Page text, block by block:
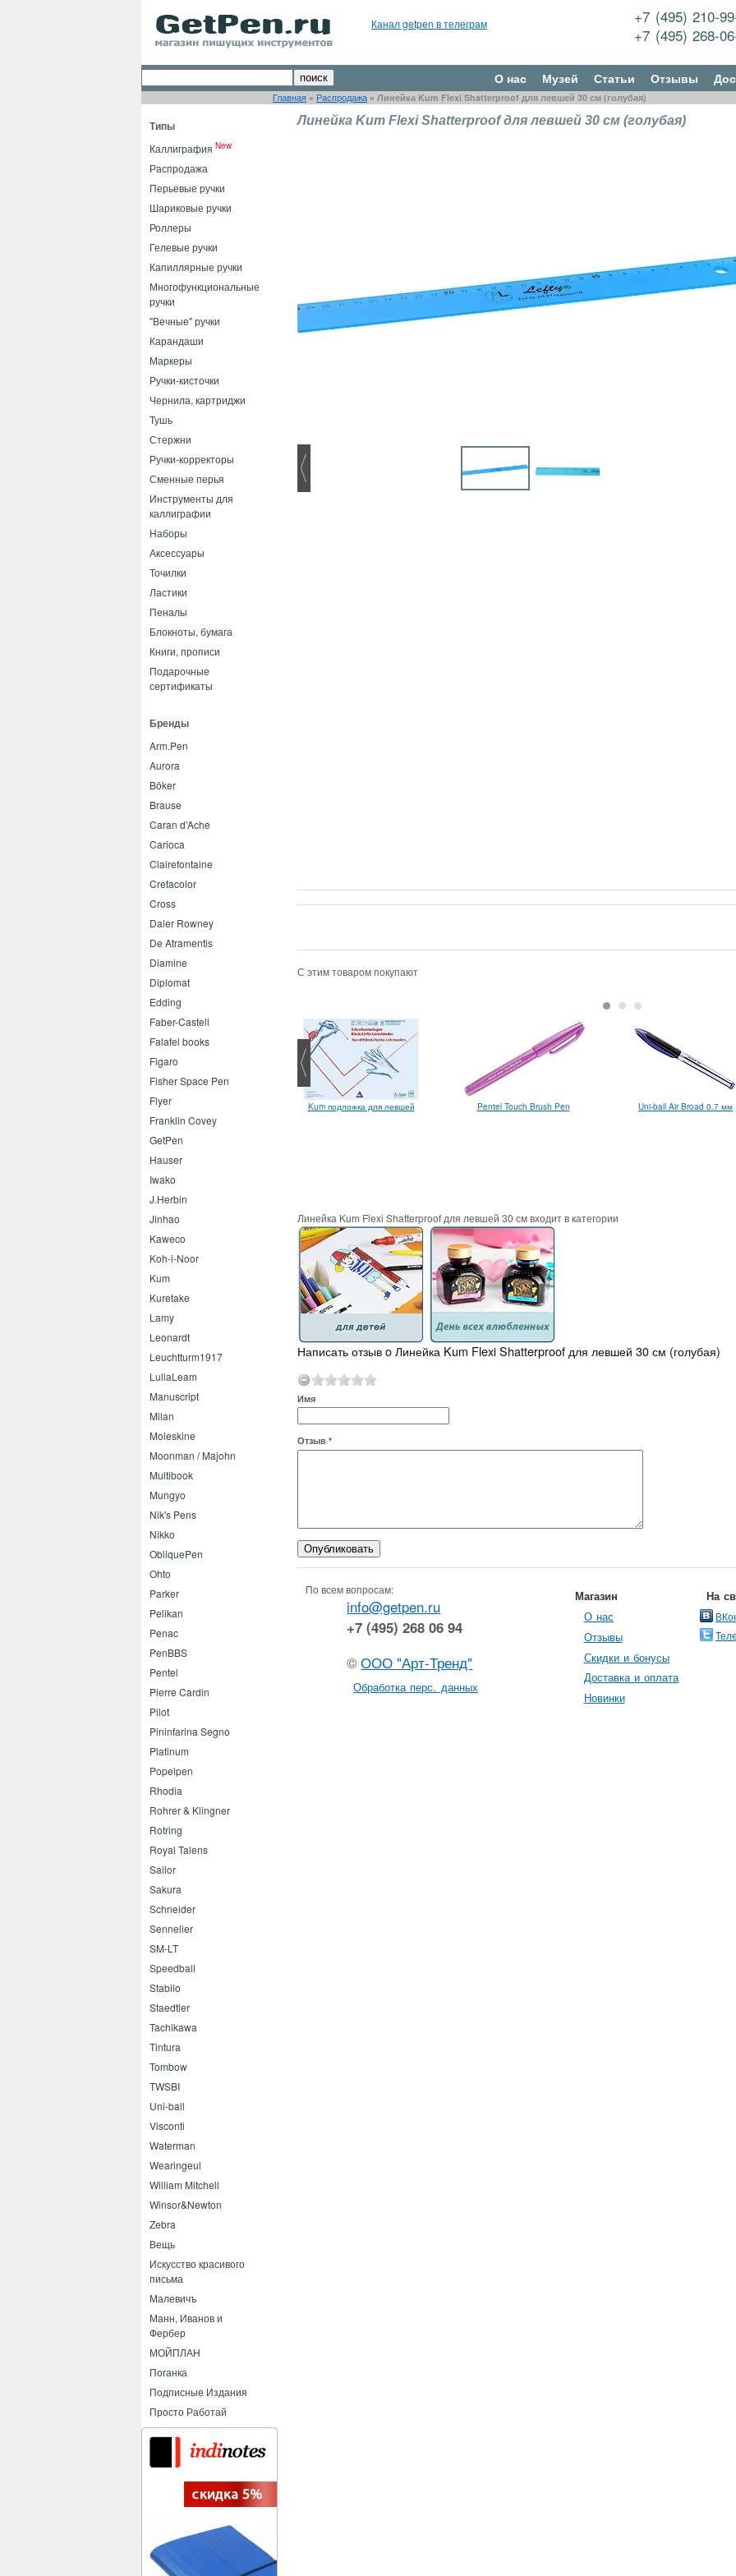
Канал getpen в телеграм +7 (495) 210-
+7 (495) 268-
О нас Музей Статьи Отзывы
Главная » Распродажа » Линейка Kum Flexi Shatterproof для левшей 30 см (голубая)
Типы
Каллиграфия New
Распродажа
Перьевые ручки
Шариковые ручки
Роллеры
Гелевые ручки
Капиллярные ручки
Многофункциональные
ручки
"Вечные" ручки
Карандаши
Маркеры
Ручки-кисточки
Чернила, картриджи
Тушь
Стержни
Ручки-корректоры
Сменные перья
Инструменты для
каллиграфии
Наборы
Аксессуары
Точилки
Ластики
Пеналы
Блокноты, бумага
Книги, прописи
Подарочные
сертификаты
Бренды
Arm.Pen
Aurora
Böker
Brause
Caran d’Ache
Carioca
Clairefontaine
Cretacolor
Cross
Daler Rowney
De Atramentis
Diamine
Diplomat
Edding
Faber-Castell
Falafel books
Figaro
Fisher Space Pen
Flyer
Franklin Covey
GetPen
Hauser
Iwako
J.Herbin
Jinhao
Kaweco
Koh-i-Noor
Kum
Kuretake
Lamy
Leonardt
Leuchtturm1917
LullaLeam
Manuscript
Milan
Moleskine
Moonman / Majohn
Multibook
Mungyo
Nik's Pens
Nikko
ObliquePen
Ohto
Parker
Pelikan
Penac
PenBBS
Pentel
Pierre Cardin
Pilot
Pininfarina Segno
Platinum
Popelpen
Rhodia
Rohrer & Klingner
Rotring
Royal Talens
Sailor
Sakura
Schneider
Sennelier
SM-LT
Speedball
Stabilo
Staedtler
Tachikawa
Tintura
Tombow
TWSBI
Uni-ball
Visconti
Waterman
Wearingeul
William Mitchell
Winsor&Newton
Zebra
Вещь
Искусство красивого
письма
Малевичъ
Манн, Иванов и
Фербер
МОЙПЛАН
Поганка
Подписные Издания
Просто Работай
Линейка Kum Flexi Shatterproof для левшей 30 см (голубая)
С этим товаром покупают
Pilot Super Grip 0.7 Kum подложка для левшей Pentel Touch Brush Pen Uni-ball Air Broad 0.7 мм
Линейка Kum Flexi Shatterproof для левшей 30 см входит в категории
Написать отзыв o Линейка Kum Flexi Shatterproof для левшей 30 см (голубая)
Имя
Отзыв *
По всем вопросам:
info@getpen.ru
+7 (495) 268 06 94
©ООО "Арт-Тренд"
Обработка перс. данных
Магазин
О нас
Отзывы
Скидки и бонусы
Доставка и оплата
Новинки
На